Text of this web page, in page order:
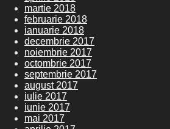
martie 2018
februarie 2018
ianuarie 2018
decembrie 2017
noiembrie 2017
octombrie 2017
septembrie 2017
august 2017
iulie 2017
iunie 2017
mai 2017